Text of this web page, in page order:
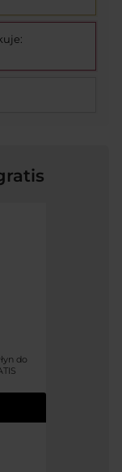
do